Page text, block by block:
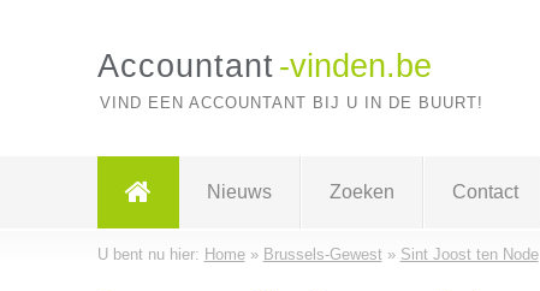
Accountant -vinden.be
VIND EEN ACCOUNTANT BIJ U IN DE BUURT!
Nieuws Zoeken Contact
U bent nu hier: Home» Brussels-Gewest» Sint Joost ten Node